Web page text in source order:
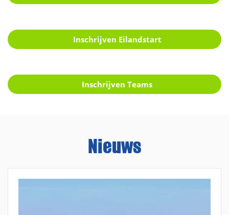
Inschrijven Eilandstart
Inschrijven Teams
Nieuws